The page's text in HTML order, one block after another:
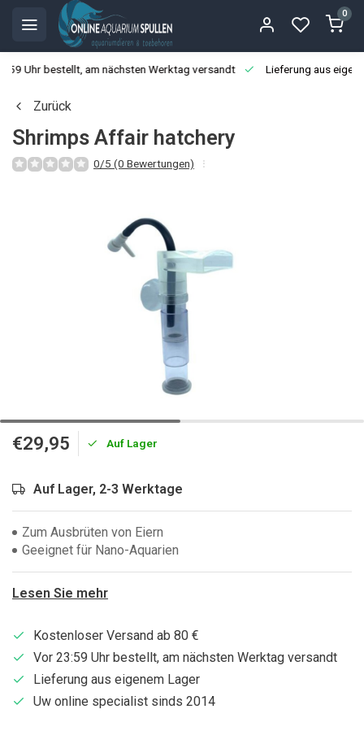
0
Uhr bestellt, am nächsten Werktag versandt Lieferung aus
Zurück
Shrimps Affair hatchery
0/5 (0 Bewertungen)
€29,95 Auf Lager
Auf Lager, 2-3 Werktage
Zum Ausbrüten von Eiern
Geeignet für Nano-Aquarien
Lesen Sie mehr
Kostenloser Versand ab 80 €
Vor 23:59 Uhr bestellt, am nächsten Werktag versandt
Lieferung aus eigenem Lager
Uw online specialist sinds 2014